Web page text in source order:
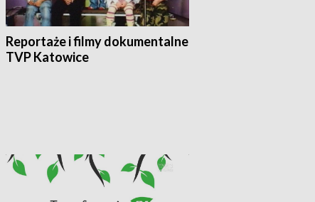
Reportaże i filmy dokumentalne
TVP Katowice